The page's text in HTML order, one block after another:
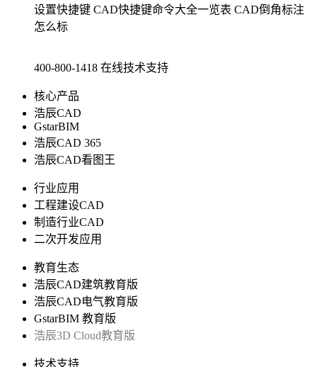
设置快捷键 CAD快捷键命令大全一览表 CAD倒角标注
怎么标
400-800-1418 在线技术支持
核心产品
浩辰CAD
GstarBIM
浩辰CAD 365
浩辰CAD看图王
行业应用
工程建设CAD
制造行业CAD
二次开发应用
教育生态
浩辰CAD建筑教育版
浩辰CAD电气教育版
GstarBIM 教育版
浩辰3D Cloud教育版
技术支持